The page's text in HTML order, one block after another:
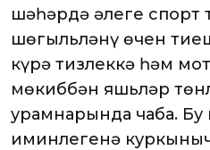
шәһәрдә әлеге спорт
шөгыльләнү өчен
күрә тизлеккә һәм
мөкиббән яшьләр
урамнарында чаба. Бу
иминлегенә